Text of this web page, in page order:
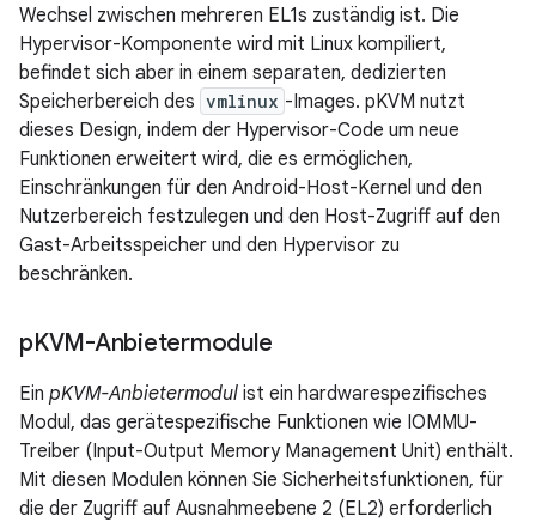
Wechsel zwischen mehreren EL1s zuständig ist. Die
Hypervisor-Komponente wird mit Linux kompiliert,
befindet sich aber in einem separaten, dedizierten
Speicherbereich des vmlinux -Images. pKVM nutzt
dieses Design, indem der Hypervisor-Code um neue
Funktionen erweitert wird, die es ermöglichen,
Einschränkungen für den Android-Host-Kernel und den
Nutzerbereich festzulegen und den Host-Zugriff auf den
Gast-Arbeitsspeicher und den Hypervisor zu
beschränken.
pKVM-Anbietermodule
Ein pKVM-Anbietermodul ist ein hardwarespezifisches
Modul, das gerätespezifische Funktionen wie IOMMU-
Treiber (Input-Output Memory Management Unit) enthält.
Mit diesen Modulen können Sie Sicherheitsfunktionen, für
die der Zugriff auf Ausnahmeebene 2 (EL2) erforderlich